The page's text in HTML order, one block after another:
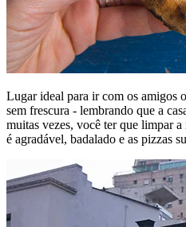
Lugar ideal para ir com os amigos
sem frescura - lembrando que a
muitas vezes, você ter que limpar a
é agradável, badalado e as pizzas